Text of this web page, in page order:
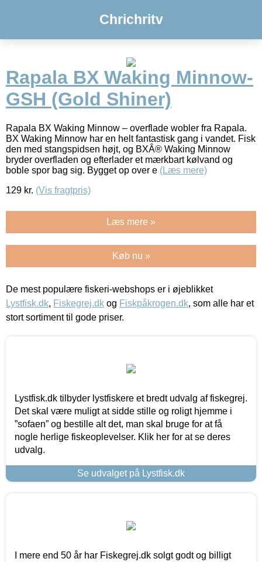
Chrichritv
Rapala BX Waking Minnow-
GSH (Gold Shiner)
Rapala BX Waking Minnow – overflade wobler fra Rapala.
BX Waking Minnow har en helt fantastisk gang i vandet. Fisk
den med stangspidsen højt, og BXÂ® Waking Minnow
bryder overfladen og efterlader et mærkbart kølvand og
boble spor bag sig. Bygget op over e (Læs mere)
129 kr. (Vis fragtpris)
Læs mere »
Køb nu »
De mest populære fiskeri-webshops er i øjeblikket
Lystfisk.dk, Fiskegrej.dk og Fiskpåkrogen.dk, som alle har et
stort sortiment til gode priser.
Lystfisk.dk tilbyder lystfiskere et bredt udvalg af fiskegrej.
Det skal være muligt at sidde stille og roligt hjemme i
”sofaen” og bestille alt det, man skal bruge for at få
nogle herlige fiskeoplevelser. Klik her for at se deres
udvalg.
Se udvalget på Lystfisk.dk
I mere end 50 år har Fiskegrej.dk solgt godt og billigt